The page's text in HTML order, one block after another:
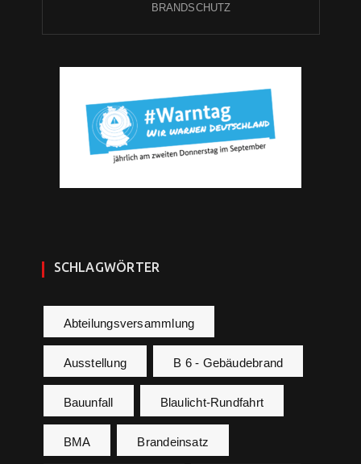
BRANDSCHUTZ
SCHLAGWÖRTER
Abteilungsversammlung
Ausstellung B 6 - Gebäudebrand
Bauunfall Blaulicht-Rundfahrt
BMA Brandeinsatz